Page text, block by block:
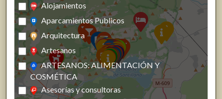
Alojamientos
Aparcamientos Publicos
Arquitectura
Artesanos
ARTESANOS: ALIMENTACIÓN Y
COSMÉTICA
Asesorías y consultoras